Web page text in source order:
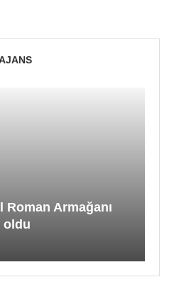
Roman Armağanı
oldu